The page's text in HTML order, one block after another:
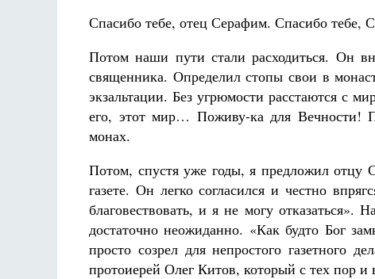
Спасибо тебе, отец Серафим. Спасибо тебе,
Потом наши пути стали расходиться. Он
священника. Определил стопы свои в
экзальтации. Без угрюмости расстаются с
его, этот мир… Поживу-ка для Вечности!
монах.
Потом, спустя уже годы, я предложил отцу
газете. Он легко согласился и честно
благовествовать, и я не могу отказаться».
достаточно неожиданно. «Как будто Бог
просто созрел для непростого газетного
протоиерей Олег Китов, который с тех пор и